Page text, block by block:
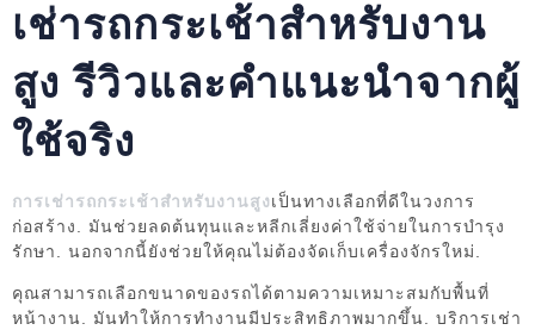
เช่ารถกระเช้าสำหรับงาน
สูง รีวิวและคำแนะนำจากผู้
ใช้จริง
การเช่ารถกระเช้าสำหรับงานสูงเป็นทางเลือกที่ดีในวงการ
ก่อสร้าง. มันช่วยลดต้นทุนและหลีกเลี่ยงค่าใช้จ่ายในการบำรุง
รักษา. นอกจากนี้ยังช่วยให้คุณไม่ต้องจัดเก็บเครื่องจักรใหม่.
คุณสามารถเลือกขนาดของรถได้ตามความเหมาะสมกับพื้นที่
หน้างาน. มันทำให้การทำงานมีประสิทธิภาพมากขึ้น. บริการเช่า